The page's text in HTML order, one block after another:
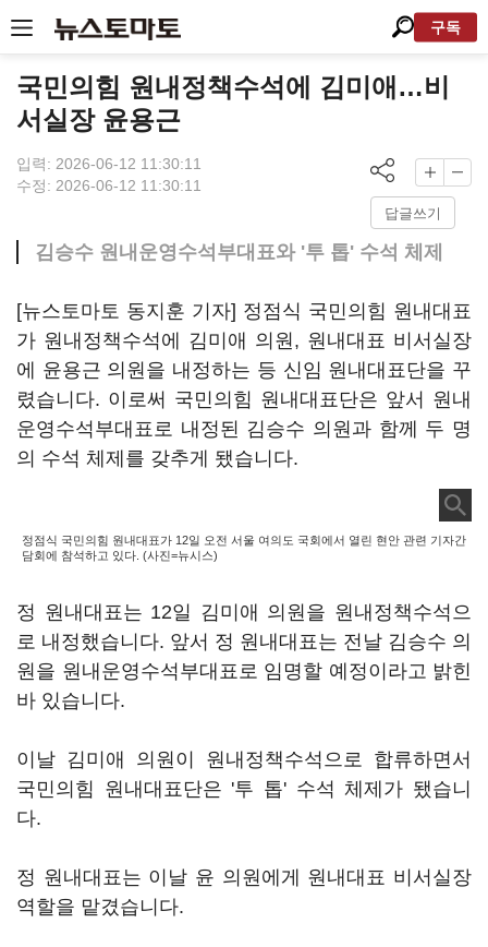
구독
국민의힘 원내정책수석에 김미애…비
서실장 윤용근
입력: 2026-06-12 11:30:11
수정: 2026-06-12 11:30:11
답글쓰기
김승수 원내운영수석부대표와 '투 톱' 수석 체제
[뉴스토마토 동지훈 기자] 정점식 국민의힘 원내대표
가 원내정책수석에 김미애 의원, 원내대표 비서실장
에 윤용근 의원을 내정하는 등 신임 원내대표단을 꾸
렸습니다. 이로써 국민의힘 원내대표단은 앞서 원내
운영수석부대표로 내정된 김승수 의원과 함께 두 명
의 수석 체제를 갖추게 됐습니다.
정점식 국민의힘 원내대표가 12일 오전 서울 여의도 국회에서 열린 현안 관련 기자간
담회에 참석하고 있다. (사진=뉴시스)
정 원내대표는 12일 김미애 의원을 원내정책수석으
로 내정했습니다. 앞서 정 원내대표는 전날 김승수 의
원을 원내운영수석부대표로 임명할 예정이라고 밝힌
바 있습니다.
이날 김미애 의원이 원내정책수석으로 합류하면서
국민의힘 원내대표단은 '투 톱' 수석 체제가 됐습니
다.
정 원내대표는 이날 윤 의원에게 원내대표 비서실장
역할을 맡겼습니다.